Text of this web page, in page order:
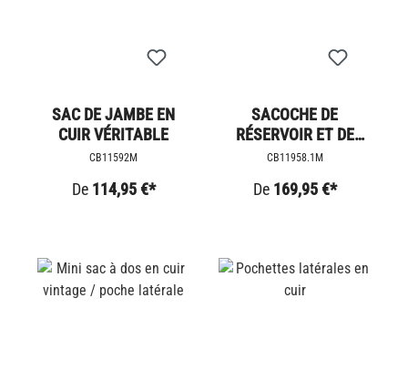
SAC DE JAMBE EN
CUIR VÉRITABLE
CB11592M
De 114,95 €*
SACOCHE DE
RÉSERVOIR ET DE
HAYON EN CUIR
CB11958.1M
De 169,95 €*